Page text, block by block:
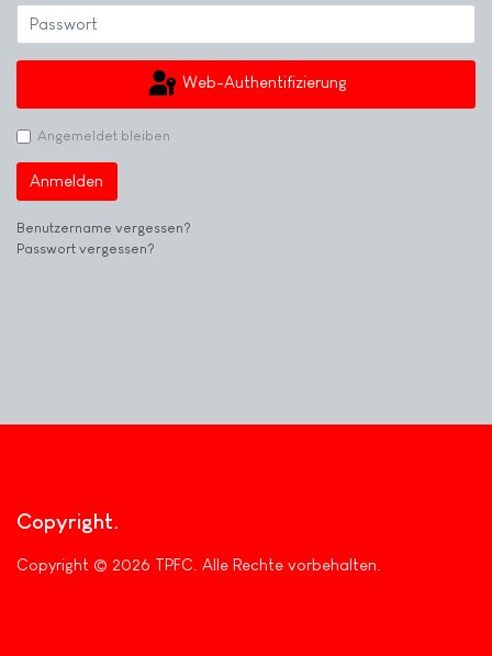
Web-Authentifizierung
Angemeldet bleiben
Anmelden
Benutzername vergessen?
Passwort vergessen?
Copyright
Copyright © 2026 TPFC. Alle Rechte vorbehalten.